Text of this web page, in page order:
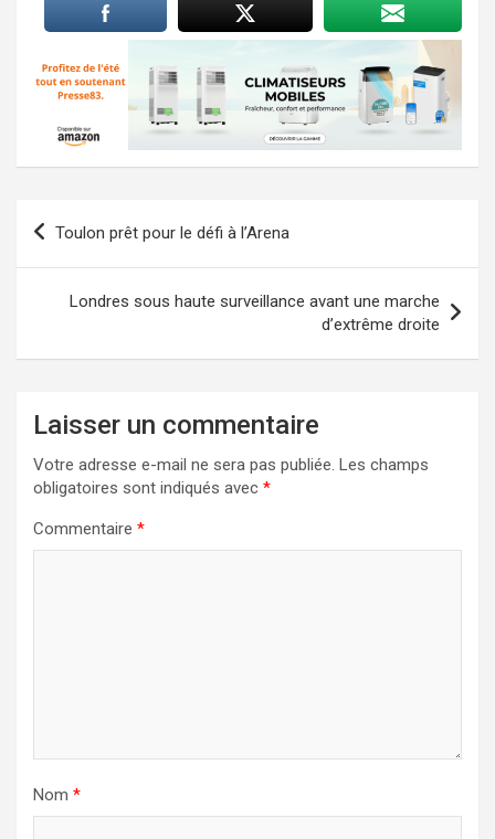
Navigation
Toulon prêt pour le défi à l’Arena
Londres sous haute surveillance avant une marche
d’extrême droite
Laisser un commentaire
Votre adresse e-mail ne sera pas publiée. Les champs
obligatoires sont indiqués avec *
Commentaire *
Nom *